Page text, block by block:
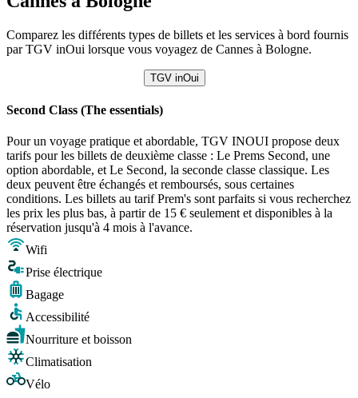
Comparez les différents types de billets et les services à bord fournis
par TGV inOui lorsque vous voyagez de Cannes à Bologne.
TGV inOui
Second Class (The essentials)
Pour un voyage pratique et abordable, TGV INOUI propose deux
tarifs pour les billets de deuxième classe : Le Prems Second, une
option abordable, et Le Second, la seconde classe classique. Les
deux peuvent être échangés et remboursés, sous certaines
conditions. Les billets au tarif Prem's sont parfaits si vous recherchez
les prix les plus bas, à partir de 15 € seulement et disponibles à la
réservation jusqu'à 4 mois à l'avance.
Wifi
Prise électrique
Bagage
Accessibilité
Nourriture et boisson
Climatisation
Vélo